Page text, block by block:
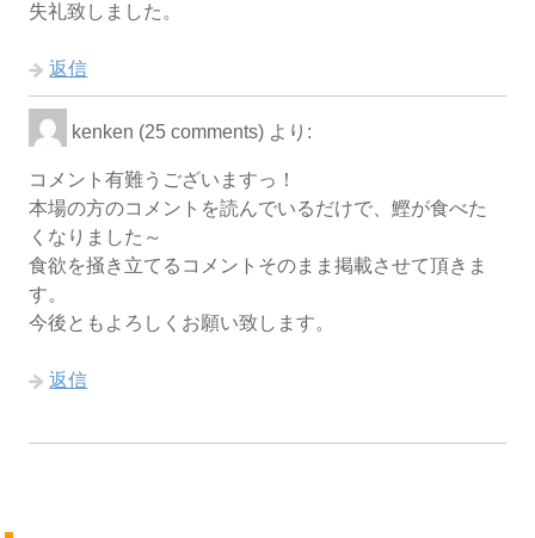
失礼致しました。
返信
kenken (25 comments) より:
コメント有難うございますっ！
本場の方のコメントを読んでいるだけで、鰹が食べた
くなりました～
食欲を掻き立てるコメントそのまま掲載させて頂きま
す。
今後ともよろしくお願い致します。
返信